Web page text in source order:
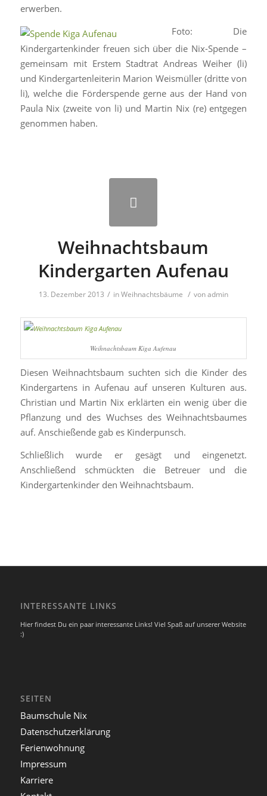
erwerben.
Foto: Die
Kindergartenkinder freuen sich über die Nix-Spende –
gemeinsam mit Erstem Stadtrat Andreas Weiher (li)
und Kindergartenleiterin Marion Weismüller (dritte von
li), welche die Förderspende gerne aus der Hand von
Paula Nix (zweite von li) und Martin Nix (re) entgegen
genommen haben.
Weihnachtsbaum
Kindergarten Aufenau
13. Dezember 2013 / inWeihnachtsbäume / vonadmin
Weihnachtsbaum Kiga Aufenau
Diesen Weihnachtsbaum suchten sich die Kinder des
Kindergartens in Aufenau auf unseren Kulturen aus.
Christian und Martin Nix erklärten ein wenig über die
Pflanzung und des Wuchses des Weihnachtsbaumes
auf. Anschießende gab es Kinderpunsch.
Schließlich wurde er gesägt und eingenetzt.
Anschließend schmückten die Betreuer und die
Kindergartenkinder den Weihnachtsbaum.
INTERESSANTE LINKS
Hier findest Du ein paar interessante Links! Viel Spaß auf unserer Website
:)
SEITEN
Baumschule Nix
Datenschutzerklärung
Ferienwohnung
Impressum
Karriere